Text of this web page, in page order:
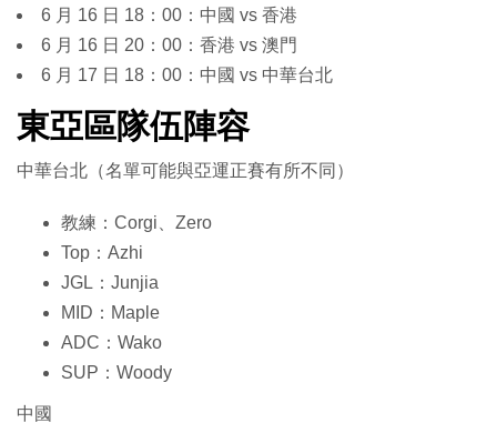
6 月 16 日 18：00：中國 vs 香港
6 月 16 日 20：00：香港 vs 澳門
6 月 17 日 18：00：中國 vs 中華台北
東亞區隊伍陣容
中華台北（名單可能與亞運正賽有所不同）
教練：Corgi、Zero
Top：Azhi
JGL：Junjia
MID：Maple
ADC：Wako
SUP：Woody
中國